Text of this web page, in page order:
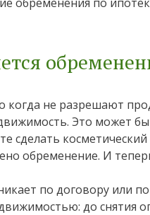
когда не разрешают
Это может
сделать
обременение. И
по договору или
до снятия